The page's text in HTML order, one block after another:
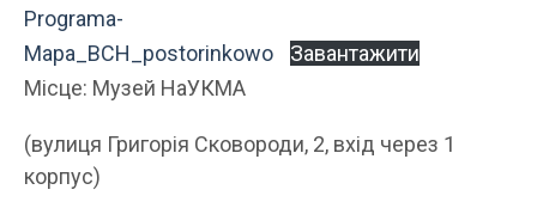
Programa-
Mapa_BCH_postorinkowo
Завантажити
Місце: Музей НаУКМА
(вулиця Григорія Сковороди, 2, вхід через 1
корпус)